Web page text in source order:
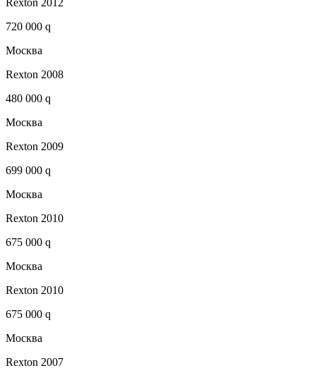
720 000 q
Москва
Rexton 2008
480 000 q
Москва
Rexton 2009
699 000 q
Москва
Rexton 2010
675 000 q
Москва
Rexton 2010
675 000 q
Москва
Rexton 2007